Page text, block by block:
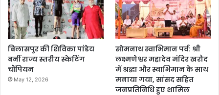
बिलासपुर की शिविका पांडेय
बनीं राज्य स्तरीय स्केटिंग
चौंपियन
May 12, 2026
सोमनाथ स्वाभिमान पर्व: श्री
लक्ष्मणेश्वर महादेव मंदिर खरौद
में श्रद्धा और स्वाभिमान के साथ
मनाया गया, सांसद सहित
जनप्रतिनिधि हुए शामिल